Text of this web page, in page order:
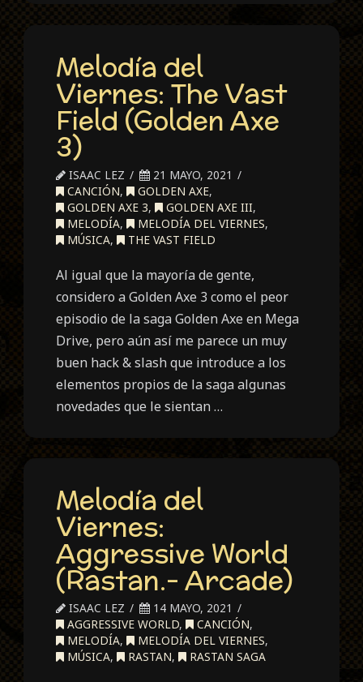
Melodía del
Viernes: The Vast
Field (Golden Axe
3)
ISAAC LEZ
21 MAYO, 2021
CANCIÓN, GOLDEN AXE,
GOLDEN AXE 3, GOLDEN AXE III,
MELODÍA, MELODÍA DEL VIERNES,
MÚSICA, THE VAST FIELD
Al igual que la mayoría de gente,
considero a Golden Axe 3 como el peor
episodio de la saga Golden Axe en Mega
Drive, pero aún así me parece un muy
buen hack & slash que introduce a los
elementos propios de la saga algunas
novedades que le sientan …
Melodía del
Viernes:
Aggressive World
(Rastan.- Arcade)
ISAAC LEZ
14 MAYO, 2021
AGGRESSIVE WORLD, CANCIÓN,
MELODÍA, MELODÍA DEL VIERNES,
MÚSICA, RASTAN, RASTAN SAGA